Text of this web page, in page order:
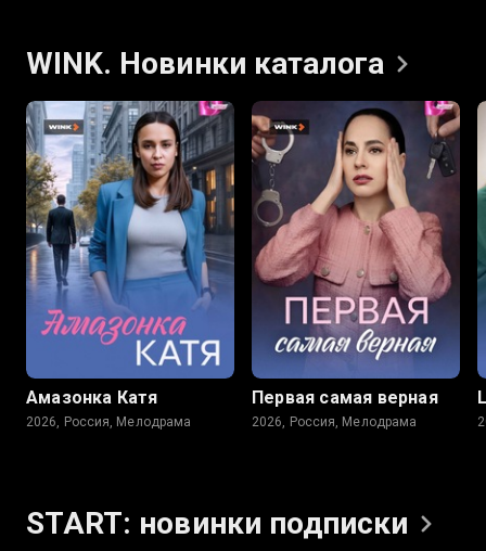
WINK. Новинки каталога
Амазонка Катя
2026, Россия, Мелодрама
Первая самая верная
2026, Россия, Мелодрама
START: новинки подписки